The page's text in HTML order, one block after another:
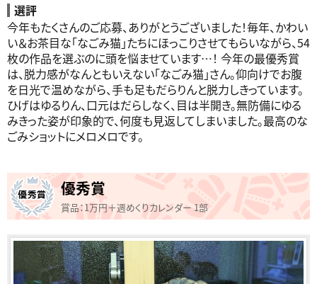
選評
今年もたくさんのご応募、ありがとうございました！毎年、かわい
い＆お茶目な「なごみ猫」たちにほっこりさせてもらいながら、54
枚の作品を選ぶのに頭を悩ませています…！ 今年の最優秀賞
は、脱力感がなんともいえない「なごみ猫」さん。仰向けでお腹
を日光で温めながら、手も足もだらりんと脱力しきっています。
ひげはゆるりん、口元はだらしなく、目は半開き。無防備にゆる
みきった姿が印象的で、何度も見返してしまいました。最高のな
ごみショットにメロメロです。
優秀賞
賞品：1万円＋週めくりカレンダー 1部